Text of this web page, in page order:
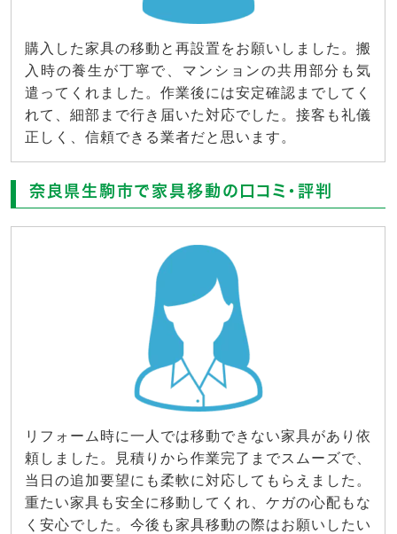
購入した家具の移動と再設置をお願いしました。搬
入時の養生が丁寧で、マンションの共用部分も気
遣ってくれました。作業後には安定確認までしてく
れて、細部まで行き届いた対応でした。接客も礼儀
正しく、信頼できる業者だと思います。
奈良県生駒市で家具移動の口コミ・評判
リフォーム時に一人では移動できない家具があり依
頼しました。見積りから作業完了までスムーズで、
当日の追加要望にも柔軟に対応してもらえました。
重たい家具も安全に移動してくれ、ケガの心配もな
く安心でした。今後も家具移動の際はお願いしたい